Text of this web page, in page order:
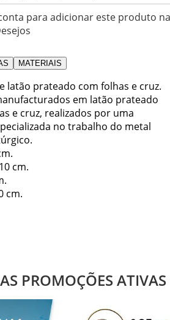
para adicionar este produto na
MATERIAIS
latão prateado com folhas e cruz.
em latão prateado
e cruz, realizados por uma
no trabalho do metal
cm.
cm.
PROMOÇÕES ATIVAS